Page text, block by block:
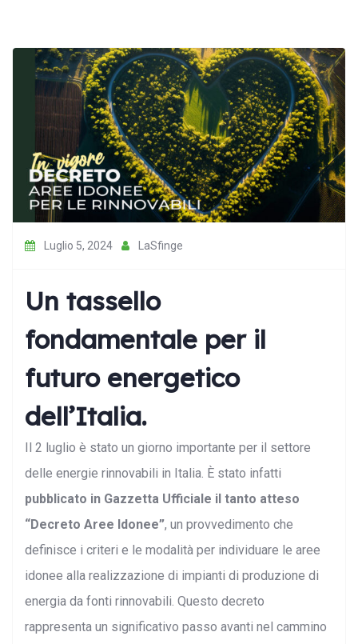
Luglio 5, 2024 LaSfinge
Un tassello
fondamentale per il
futuro energetico
dell’Italia.
Il 2 luglio è stato un giorno importante per il settore
delle energie rinnovabili in Italia. È stato infatti
pubblicato in Gazzetta Ufficiale il tanto atteso
“Decreto Aree Idonee”, un provvedimento che
definisce i criteri e le modalità per individuare le aree
idonee alla realizzazione di impianti di produzione di
energia da fonti rinnovabili. Questo decreto
rappresenta un significativo passo avanti nel cammino